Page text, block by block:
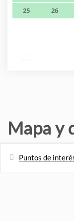
25
26
Mapa y
Puntos de